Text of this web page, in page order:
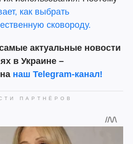
как выбрать
сковороду.
актуальные новости
в Украине –
наш Telegram-канал!